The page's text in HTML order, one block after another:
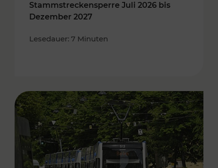
Stammstreckensperre Juli 2026 bis
Dezember 2027
Lesedauer: 7 Minuten